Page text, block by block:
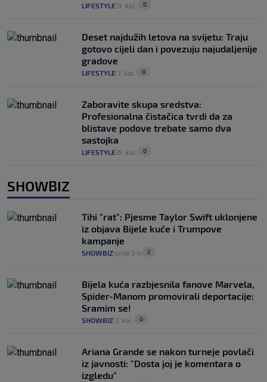
LIFESTYLE 9. kol. 0
Deset najdužih letova na svijetu: Traju
gotovo cijeli dan i povezuju najudaljenije
gradove
LIFESTYLE 7. kol. 0
Zaboravite skupa sredstva:
Profesionalna čistačica tvrdi da za
blistave podove trebate samo dva
sastojka
LIFESTYLE 6. kol. 0
SHOWBIZ
Tihi "rat": Pjesme Taylor Swift uklonjene
iz objava Bijele kuće i Trumpove
kampanje
SHOWBIZ prije 3 h 2
Bijela kuća razbjesnila fanove Marvela,
Spider-Manom promovirali deportacije:
Sramim se!
SHOWBIZ 7. kol. 0
Ariana Grande se nakon turneje povlači
iz javnosti: "Dosta joj je komentara o
izgledu"